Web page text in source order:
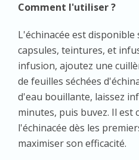
Comment l'utiliser ?
L'échinacée est
capsules, teintures, et
infusion, ajoutez une
de feuilles séchées
d'eau bouillante, laissez
minutes, puis buvez. Il est
l'échinacée dès les
maximiser son efficacité.